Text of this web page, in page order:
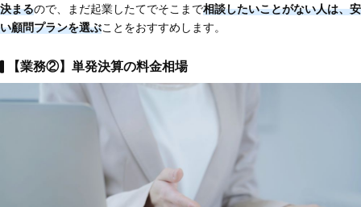
決まるので、まだ起業したてでそこまで相談したいことがない人は、安
い顧問プランを選ぶことをおすすめします。
【業務②】単発決算の料金相場